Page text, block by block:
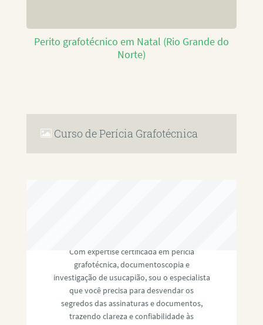
Perito grafotécnico em Natal (Rio Grande do
Norte)
Curso de Perícia Grafotécnica
Com expertise certificada em perícia
grafotécnica, documentoscopia e
investigação de usucapião, sou o especialista
que você precisa para desvendar os
segredos das assinaturas e documentos,
trazendo clareza e confiabilidade às